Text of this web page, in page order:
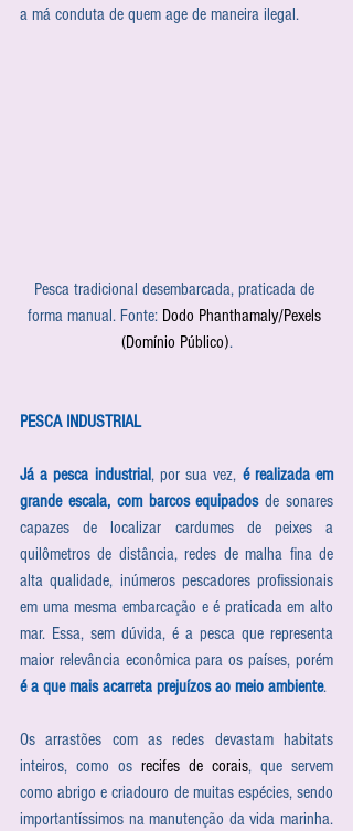
a má conduta de quem age de maneira ilegal.
Pesca tradicional desembarcada, praticada de
forma manual. Fonte: Dodo Phanthamaly/Pexels
(Domínio Público).
PESCA INDUSTRIAL
Já a pesca industrial, por sua vez, é realizada em
grande escala, com barcos equipados de sonares
capazes de localizar cardumes de peixes a
quilômetros de distância, redes de malha fina de
alta qualidade, inúmeros pescadores profissionais
em uma mesma embarcação e é praticada em alto
mar. Essa, sem dúvida, é a pesca que representa
é a que mais acarreta prejuízos ao meio ambiente.
Os arrastões com as redes devastam habitats
inteiros, como os recifes de corais, que servem
como abrigo e criadouro de muitas espécies, sendo
importantíssimos na manutenção da vida marinha.